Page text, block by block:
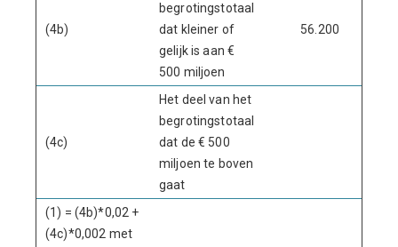
(4b)
begrotingstotaal
dat kleiner of
gelijk is aan €
500 miljoen
56.200
(4c)
Het deel van het
begrotingstotaal
dat de € 500
miljoen te boven
gaat
(1) = (4b)*0,02 +
(4c)*0,002 met